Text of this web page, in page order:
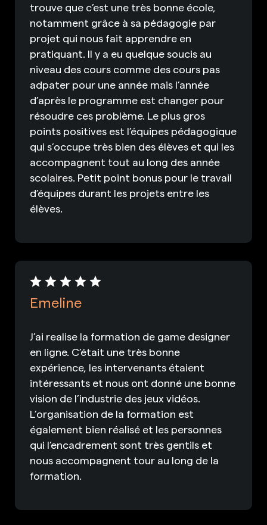
trouve que c’est une très bonne école,
notamment grâce à sa pédagogie par
projet qui nous fait apprendre en
pratiquant. Il y a eu quelque soucis au
niveau des cours comme des cours pas
adpater pour une année mais l’année
d’après le programme est changer pour
résoudre ces problème. Le plus gros
points positives est l’équipes pédagogique
qui s’occupe très bien des élèves et qui les
accompagnent tout au long des année
scolaires. Petit point bonus pour le travail
d’équipes durant les projets entre les
élèves.
Emeline
J’ai realise la formation de game designer
en ligne. C’était une très bonne
expérience, les intervenants étaient
intéressants et nous ont donné une bonne
vision de l’industrie des jeux vidéos.
L’organisation de la formation est
également bien réalisé et les personnes
qui l’encadrement sont très gentils et
nous accompagnent tour au long de la
formation.